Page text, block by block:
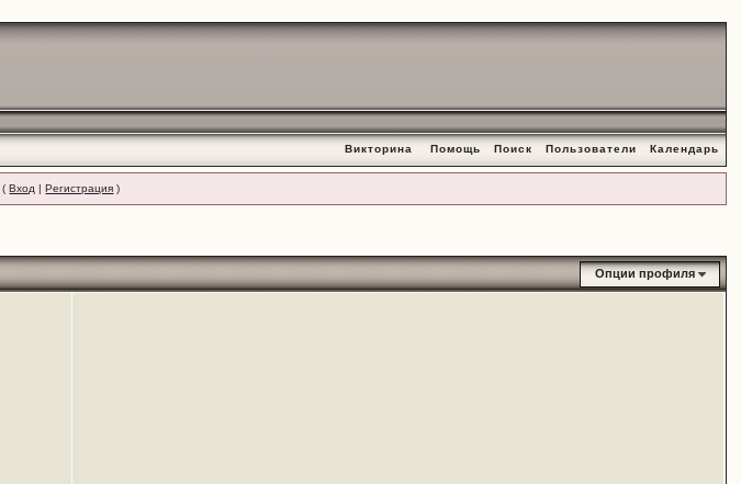
Викторина Помощь Поиск Пользователи Календарь
(Вход |Регистрация )
Опции профиля